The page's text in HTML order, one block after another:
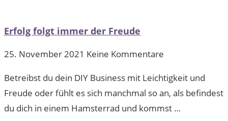
Erfolg folgt immer der Freude
25. November 2021 Keine Kommentare
Betreibst du dein DIY Business mit Leichtigkeit und
Freude oder fühlt es sich manchmal so an, als befindest
du dich in einem Hamsterrad und kommst …